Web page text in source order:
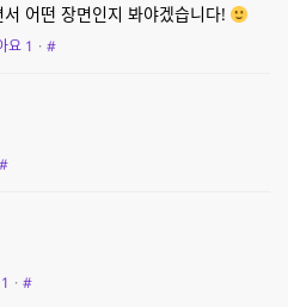
어떤 장면인지 봐야겠습니다!
요 1 · #
#
1 · #